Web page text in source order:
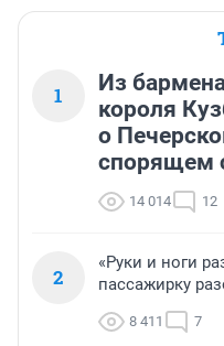
1
Из
короля
о
спорящем
14 014 12
2
«Руки и ноги
пассажирку
8 411 7